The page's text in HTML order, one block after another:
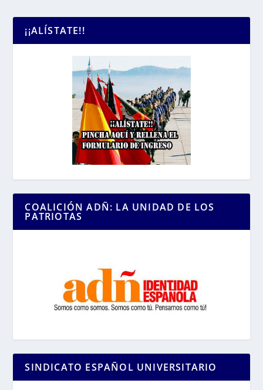
¡¡ALÍSTATE!!
COALICIÓN ADÑ: LA UNIDAD DE LOS
PATRIOTAS
SINDICATO ESPAÑOL UNIVERSITARIO